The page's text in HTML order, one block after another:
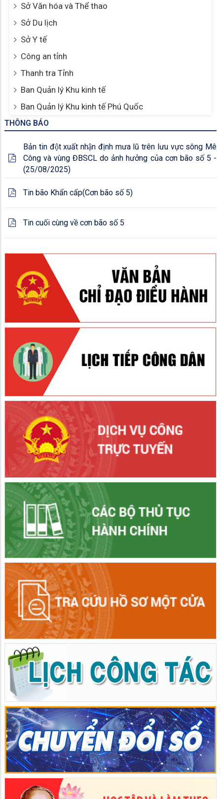
Sở Văn hóa và Thể thao
Sở Du lịch
Sở Y tế
Công an tỉnh
Thanh tra Tỉnh
Ban Quản lý Khu kinh tế
Ban Quản lý Khu kinh tế Phú Quốc
THÔNG BÁO
Bản tin đột xuất nhận định mưa lũ trên lưu vực sông Mê
Công và vùng ĐBSCL do ảnh hưởng của cơn bão số 5 -
(25/08/2025)
Tin bão Khẩn cấp(Cơn bão số 5)
Tin cuối cùng về cơn bão số 5